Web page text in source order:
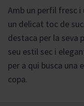
Amb un perfil fresc i
un delicat toc de
destaca per la seva
seu estil sec i
per a qui busca una
copa.